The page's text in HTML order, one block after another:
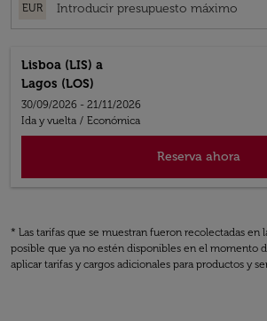
EUR
Lisboa (LIS) a
Lagos (LOS)
30/09/2026 - 21/11/2026
Ida y vuelta / Económica
Reserva ahora
* Las tarifas que se muestran fueron recolectadas en
posible que ya no estén disponibles en el momento
aplicar tarifas y cargos adicionales para productos y